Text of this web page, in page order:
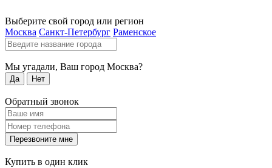
Выберите свой город или регион
Москва Санкт-Петербург Раменское
Мы угадали, Ваш город Москва?
Да Нет
Обратный звонок
Перезвоните мне
Купить в один клик